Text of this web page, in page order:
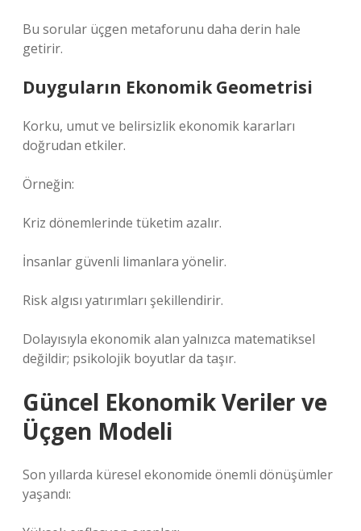
Bu sorular üçgen metaforunu daha derin hale
getirir.
Duyguların Ekonomik Geometrisi
Korku, umut ve belirsizlik ekonomik kararları
doğrudan etkiler.
Örneğin:
Kriz dönemlerinde tüketim azalır.
İnsanlar güvenli limanlara yönelir.
Risk algısı yatırımları şekillendirir.
Dolayısıyla ekonomik alan yalnızca matematiksel
değildir; psikolojik boyutlar da taşır.
Güncel Ekonomik Veriler ve
Üçgen Modeli
Son yıllarda küresel ekonomide önemli dönüşümler
yaşandı: